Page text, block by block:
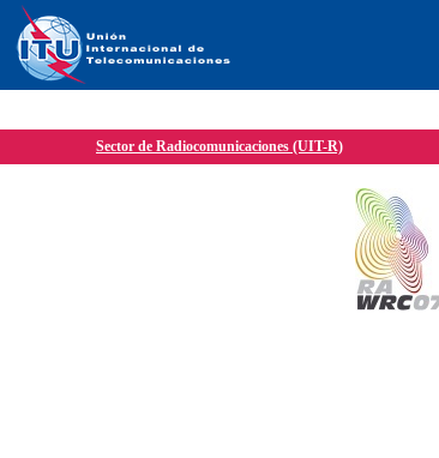
Sector de Radiocomunicaciones (UIT-R)